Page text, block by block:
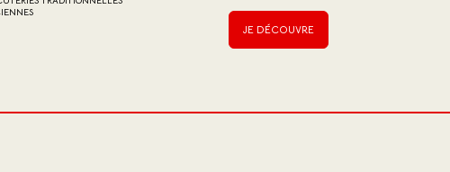
JE DÉCOUVRE